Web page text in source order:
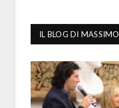
IL BLOG DI